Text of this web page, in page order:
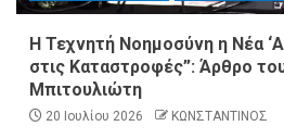
Η Τεχνητή Νοημοσύνη η Νέα
στις Καταστροφές”: Άρθρο
Μπιτουλιώτη
20 Ιουλίου 2026 ΚΩΝΣΤΑΝΤΙΝΟΣ